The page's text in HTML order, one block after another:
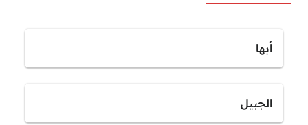
أبها
الجبيل